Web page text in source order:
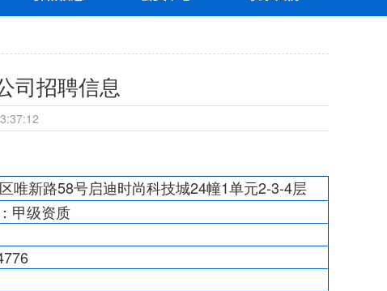
司招聘信息
唯新路58号启迪时尚科技城24幢1单元2-3-4层
甲级资质